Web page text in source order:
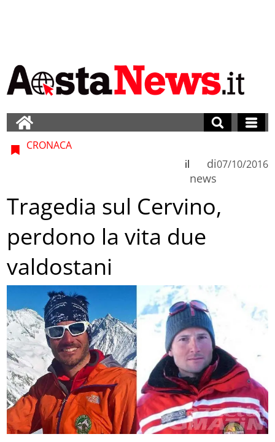
CRONACA
di
news
il 07/10/2016
Tragedia sul Cervino,
perdono la vita due
valdostani